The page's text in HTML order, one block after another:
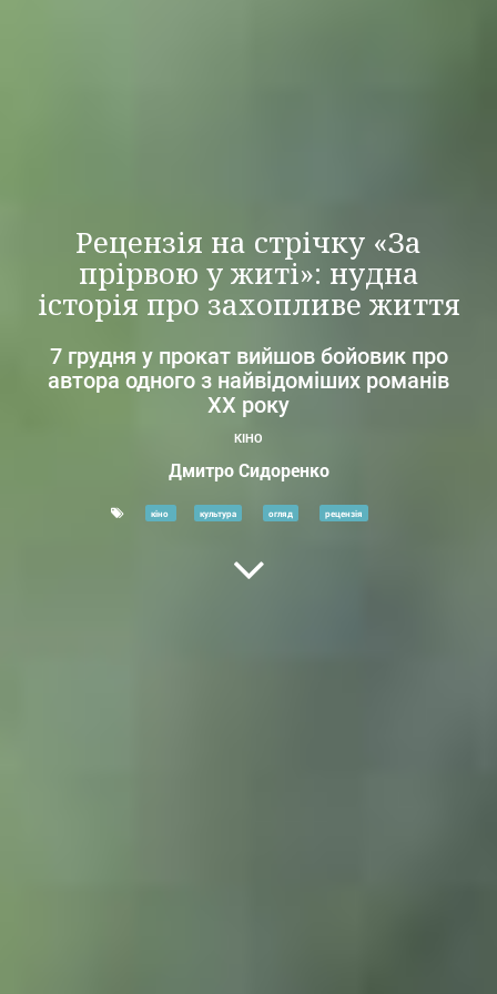
Рецензія на стрічку «За
прірвою у житі»: нудна
історія про захопливе життя
7 грудня у прокат вийшов бойовик про
автора одного з найвідоміших романів
ХХ року
КІНО
Дмитро Сидоренко
кіно культура огляд рецензія